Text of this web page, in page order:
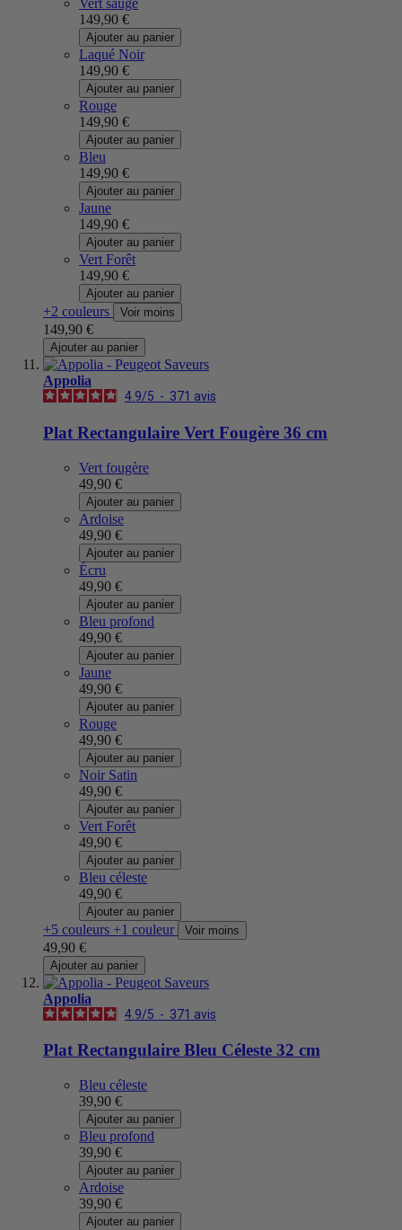
Vert sauge
149,90 €
Ajouter au panier
Laqué Noir
149,90 €
Ajouter au panier
Rouge
149,90 €
Ajouter au panier
Bleu
149,90 €
Ajouter au panier
Jaune
149,90 €
Ajouter au panier
Vert Forêt
149,90 €
Ajouter au panier
+2 couleurs Voir moins
149,90 €
Ajouter au panier
Appolia
4.9/5 - 371 avis
Plat Rectangulaire Vert Fougère 36 cm
Vert fougère
49,90 €
Ajouter au panier
Ardoise
49,90 €
Ajouter au panier
Écru
49,90 €
Ajouter au panier
Bleu profond
49,90 €
Ajouter au panier
Jaune
49,90 €
Ajouter au panier
Rouge
49,90 €
Ajouter au panier
Noir Satin
49,90 €
Ajouter au panier
Vert Forêt
49,90 €
Ajouter au panier
Bleu céleste
49,90 €
Ajouter au panier
+5 couleurs +1 couleur Voir moins
49,90 €
Ajouter au panier
Appolia
4.9/5 - 371 avis
Plat Rectangulaire Bleu Céleste 32 cm
Bleu céleste
39,90 €
Ajouter au panier
Bleu profond
39,90 €
Ajouter au panier
Ardoise
39,90 €
Ajouter au panier